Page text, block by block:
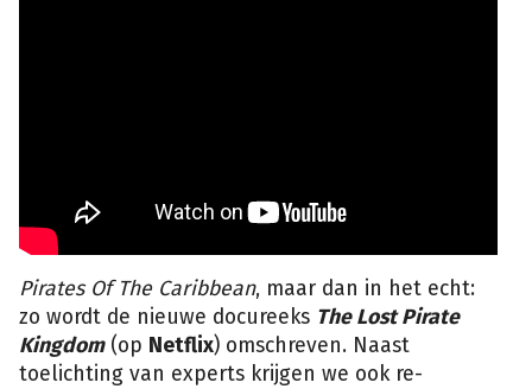
Pirates Of The Caribbean, maar dan in het echt:
zo wordt de nieuwe docureeks The Lost Pirate
Kingdom(op Netflix) omschreven. Naast
toelichting van experts krijgen we ook re-